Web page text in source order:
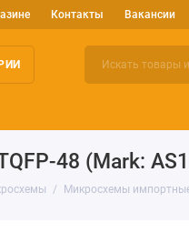
Контакты Вакансии
48 (Mark:
Микросхемы